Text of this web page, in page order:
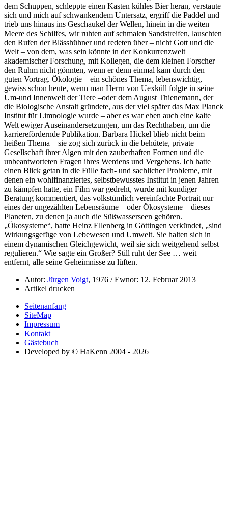
dem Schuppen, schleppte einen Kasten kühles Bier heran, verstaute
sich und mich auf schwankendem Untersatz, ergriff die Paddel und
trieb uns hinaus ins Geschaukel der Wellen, hinein in die weiten
Meere des Schilfes, wir ruhten auf schmalen Sandstreifen, lauschten
den Rufen der Blässhühner und redeten über – nicht Gott und die
Welt – von dem, was sein könnte in der Konkurrenzwelt
akademischer Forschung, mit Kollegen, die dem kleinen Forscher
den Ruhm nicht gönnten, wenn er denn einmal kam durch den
guten Vortrag. Ökologie – ein schönes Thema, lebenswichtig,
gewiss schon heute, wenn man Herrn von Uexküll folgte in seine
Um-und Innenwelt der Tiere –oder dem August Thienemann, der
die Biologische Anstalt gründete, aus der viel später das Max Planck
Institut für Limnologie wurde – aber es war eben auch eine kalte
Welt ewiger Auseinandersetzungen, um das Rechthaben, um die
karrierefördernde Publikation. Barbara Hickel blieb nicht beim
heißen Thema – sie zog sich zurück in die behütete, private
Gesellschaft ihrer Algen mit den zauberhaften Formen und die
unbeantworteten Fragen ihres Werdens und Vergehens. Ich hatte
einen Blick getan in die Fülle fach- und sachlicher Probleme, mit
denen ein wohlfinanziertes, selbstbewusstes Institut in jenen Jahren
zu kämpfen hatte, ein Film war gedreht, wurde mit kundiger
Beratung kommentiert, das volkstümlich vereinfachte Portrait nur
eines der ungezählten Lebensräume – oder Ökosysteme – dieses
Planeten, zu denen ja auch die Süßwasserseen gehören.
Ökosysteme , hatte Heinz Ellenberg in Göttingen verkündet,
sind
Wirkungsgefüge von Lebewesen und Umwelt. Sie halten sich in
einem dynamischen Gleichgewicht, weil sie sich weitgehend selbst
regulieren.
Wie sagte ein Großer? Still ruht der See … weit
entfernt, alle seine Geheimnisse zu lüften.
Autor: Jürgen Voigt, 1976 / Ewnor: 12. Februar 2013
Artikel drucken
Seitenanfang
SiteMap
Impressum
Kontakt
Gästebuch
Developed by © HaKenn 2004 - 2026